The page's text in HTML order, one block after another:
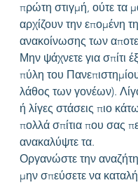
πρώτη στιγμή, ούτε τα
αρχίζουν την επομένη
ανακοίνωσης των
Μην ψάχνετε για σπίτι
πύλη του
λάθος των γονέων).
ή λίγες στάσεις πιο
πολλά σπίτια που σας
ανακαλύψτε τα.
Οργανώστε την
μην σπεύσετε να